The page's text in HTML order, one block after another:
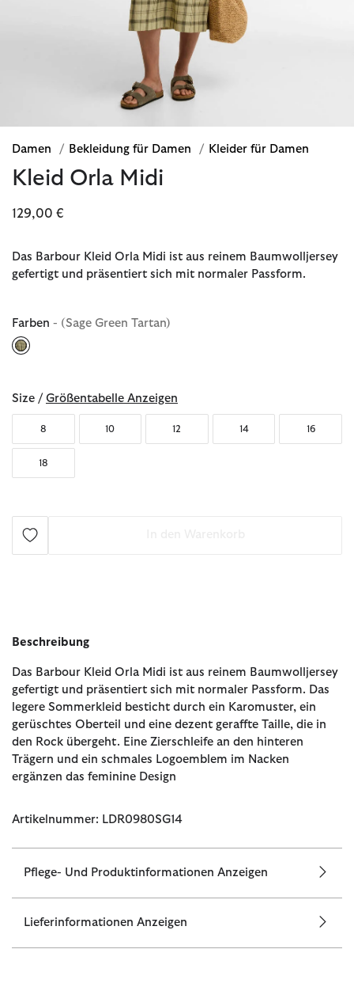
Damen / Bekleidung für Damen / Kleider für Damen
Kleid Orla Midi
129,00 €
Das Barbour Kleid Orla Midi ist aus reinem Baumwolljersey
gefertigt und präsentiert sich mit normaler Passform.
Farben - (Sage Green Tartan)
Size / Größentabelle Anzeigen
8 10 12 14 16
18
Beschreibung
Das Barbour Kleid Orla Midi ist aus reinem Baumwolljersey
gefertigt und präsentiert sich mit normaler Passform. Das
legere Sommerkleid besticht durch ein Karomuster, ein
gerüschtes Oberteil und eine dezent geraffte Taille, die in
den Rock übergeht. Eine Zierschleife an den hinteren
Trägern und ein schmales Logoemblem im Nacken
ergänzen das feminine Design
Artikelnummer: LDR0980SG14
Pflege- Und Produktinformationen Anzeigen
Lieferinformationen Anzeigen